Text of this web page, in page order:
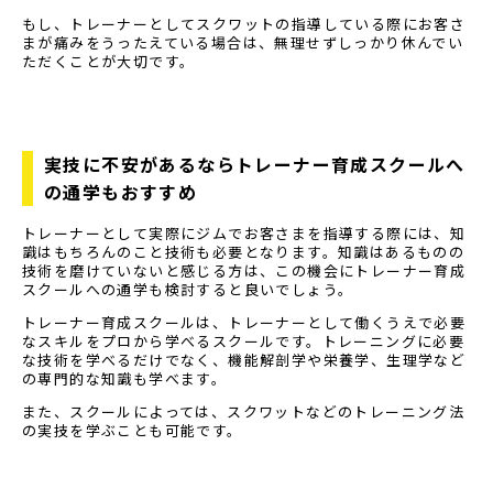
もし、トレーナーとしてスクワットの指導している際にお客さ
まが痛みをうったえている場合は、無理せずしっかり休んでい
ただくことが大切です。
実技に不安があるならトレーナー育成スクールへ
の通学もおすすめ
トレーナーとして実際にジムでお客さまを指導する際には、知
識はもちろんのこと技術も必要となります。知識はあるものの
技術を磨けていないと感じる方は、この機会にトレーナー育成
スクールへの通学も検討すると良いでしょう。
トレーナー育成スクールは、トレーナーとして働くうえで必要
なスキルをプロから学べるスクールです。トレーニングに必要
な技術を学べるだけでなく、機能解剖学や栄養学、生理学など
の専門的な知識も学べます。
また、スクールによっては、スクワットなどのトレーニング法
の実技を学ぶことも可能です。